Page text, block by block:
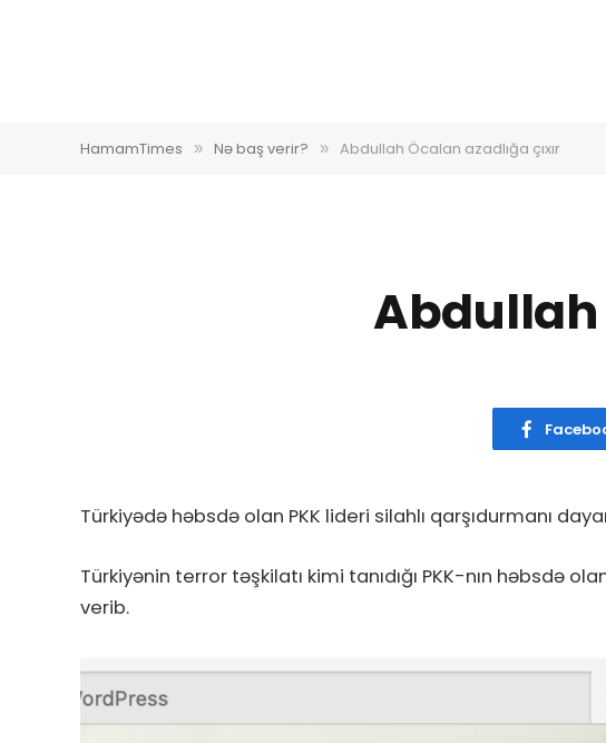
HamamTimes » Nə baş verir? » Abdullah Öcalan azadlığa çıxır
Abdullah
Türkiyədə həbsdə olan PKK lideri silahlı qarşıdurmanı
Türkiyənin terror təşkilatı kimi tanıdığı PKK-nın həbsdə
verib.